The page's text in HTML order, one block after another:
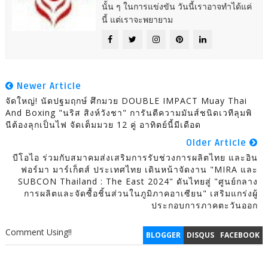
นั้น ๆ ในการแข่งขัน วันนี้เราอาจทำได้แค่
นี้ แต่เราจะพยายาม
Newer Article
จัดใหญ่! นัดปฐมฤกษ์ ศึกมวย DOUBLE IMPACT Muay Thai
And Boxing "นริส สิงห์วังชา" การันตีความมันส์ชนิดเวทีลุมพิ
นีต้องลุกเป็นไฟ จัดเต็มมวย 12 คู่ อาทิตย์นี้มีเดือด
Older Article
บีโอไอ ร่วมกับสมาคมส่งเสริมการรับช่วงการผลิตไทย และอิน
ฟอร์มา มาร์เก็ตส์ ประเทศไทย เดินหน้าจัดงาน "MIRA และ
SUBCON Thailand : The East 2024" ดันไทยสู่ "ศูนย์กลาง
การผลิตและจัดซื้อชิ้นส่วนในภูมิภาคอาเซียน" เสริมแกร่งผู้
ประกอบการภาคตะวันออก
BLOGGER DISQUS FACEBOOK
Comment Using!!